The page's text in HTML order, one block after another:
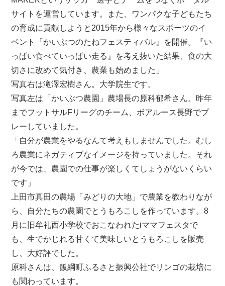
サイトを運営しています。また、ワンパクな子どもたち
の育成に貢献しようと2015年から様々なスポーツのイ
ベント『かいぶつのたねフェスティバル』を開催。『い
っぱい食べていっぱい走る』を考え抜いた結果、食の大
切さに改めて気付き、農業も始めました」
写真右は滝澤宏樹さん。大学院生です。
写真左は「かいぶつ農園」農場長の原科郁希さん。昨年
までフットサルFリーグのチーム、ボアルース長野でプ
レーしていました。
「自分が農業をやるなんて考えもしませんでした。むし
ろ農業にネガティブなイメージを持っていました。それ
が今では、農園での仕事が楽しくてしょうがないくらい
です」
上田市真田の農場「みどりの大地」で農業を教わりなが
ら、自分たちの農園でとうもろこしを作っています。8
月に旧牟礼西小学校でおこなわれたiママフェスタで
も、生でかじれる甘くて美味しいとうもろこしを販売
し、大好評でした。
原科さんは、飯綱町ふるさと振興公社でリンゴの栽培に
も関わっています。